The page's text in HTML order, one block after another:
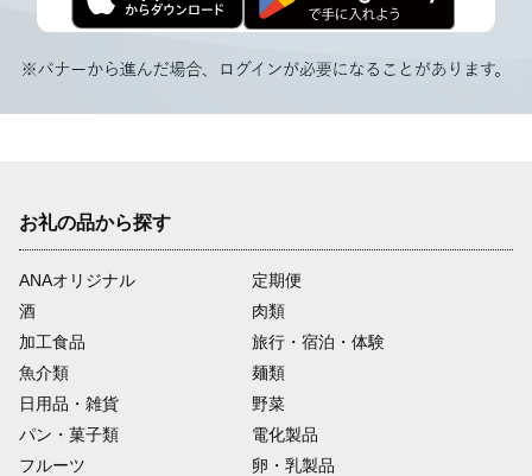
お礼の品から探す
ANAオリジナル
定期便
酒
肉類
加工食品
旅行・宿泊・体験
魚介類
麺類
日用品・雑貨
野菜
パン・菓子類
電化製品
フルーツ
卵・乳製品